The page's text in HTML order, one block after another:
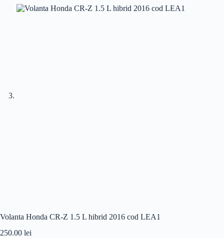
Volanta Honda CR-Z 1.5 L hibrid 2016 cod LEA1
250.00 lei